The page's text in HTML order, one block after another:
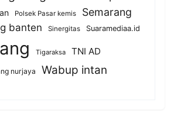
Polsek Pasar kemis Semarang
banten Sinergitas Suaramediaa.id
Tigaraksa
TNI AD
nurjaya Wabup intan